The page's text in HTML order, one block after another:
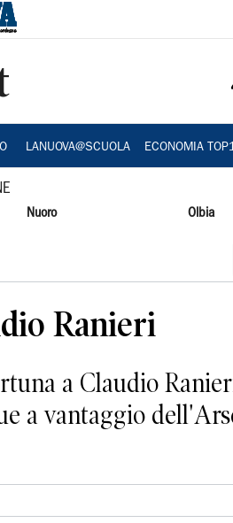
LANUOVA@SCUOLA ECONOMIA
Nuoro Olbia
Ranieri
a Claudio
a vantaggio